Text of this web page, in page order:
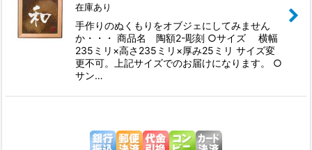
在庫あり
手作りのぬくもりをオブジェにしてみません
か・・・ 商品名 陶額2-彫刻 ○サイズ 横幅
235ミリ×高さ235ミリ×厚み25ミリ サイズ変
更不可。上記サイズでのお届けになります。 ○
サン…